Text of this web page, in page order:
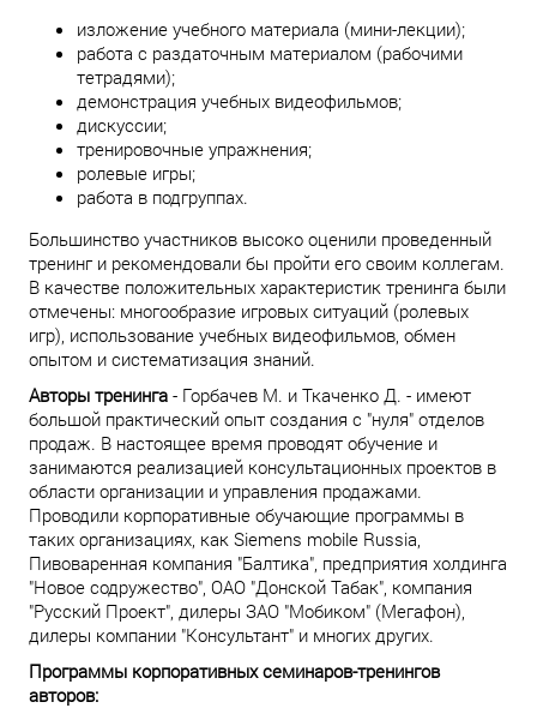
изложение учебного материала (мини-лекции);
работа с раздаточным материалом (рабочими
тетрадями);
демонстрация учебных видеофильмов;
дискуссии;
тренировочные упражнения;
ролевые игры;
работа в подгруппах.
Большинство участников высоко оценили проведенный
тренинг и рекомендовали бы пройти его своим коллегам.
В качестве положительных характеристик тренинга были
отмечены: многообразие игровых ситуаций (ролевых
игр), использование учебных видеофильмов, обмен
опытом и систематизация знаний.
Авторы тренинга - Горбачев М. и Ткаченко Д. - имеют
большой практический опыт создания с "нуля" отделов
продаж. В настоящее время проводят обучение и
занимаются реализацией консультационных проектов в
области организации и управления продажами.
Проводили корпоративные обучающие программы в
таких организациях, как Siemens mobile Russia,
Пивоваренная компания "Балтика", предприятия холдинга
"Новое содружество", ОАО "Донской Табак", компания
"Русский Проект", дилеры ЗАО "Мобиком" (Мегафон),
дилеры компании "Консультант" и многих других.
Программы корпоративных семинаров-тренингов
авторов: